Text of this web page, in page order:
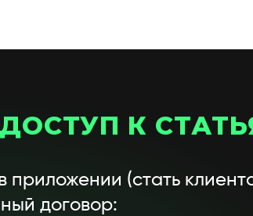
К
приложении (стать
договор: